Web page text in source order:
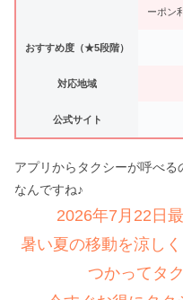
ーポン
おすすめ度（★5段階）
対応地域
公式サイト
アプリからタクシーが呼べる
なんですね♪
2026年7月22日
暑い夏の移動を涼し
つかってタ